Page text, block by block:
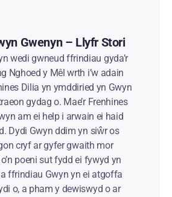
Gwenyn – Llyfr Stori
wedi gwneud ffrindiau gyda’r
Nghoed y Mêl wrth i’w adain
Dilia yn ymddiried yn Gwyn
gydag o. Mae’r Frenhines
am ei help i arwain ei haid
Dydi Gwyn ddim yn siŵr os
cryf ar gyfer gwaith mor
poeni sut fydd ei fywyd yn
ffrindiau Gwyn yn ei atgoffa
o, a pham y dewiswyd o ar